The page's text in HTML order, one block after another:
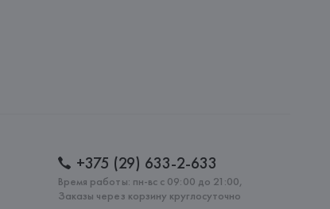
+375 (29) 633-2-633
Время работы: пн-вс с 09:00 до 21:00,
Заказы через корзину круглосуточно